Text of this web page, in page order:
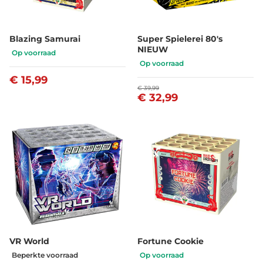
Blazing Samurai
Op voorraad
€ 15,99
Super Spielerei 80's
NIEUW
Op voorraad
€ 32,99
€ 39,99
VR World
Beperkte voorraad
Fortune Cookie
Op voorraad